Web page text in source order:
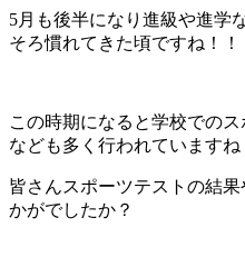
5月も後半になり進級や進学
そろ慣れてきた頃ですね！！
この時期になると学校での
なども多く行われていますね
皆さんスポーツテストの結
かがでしたか？